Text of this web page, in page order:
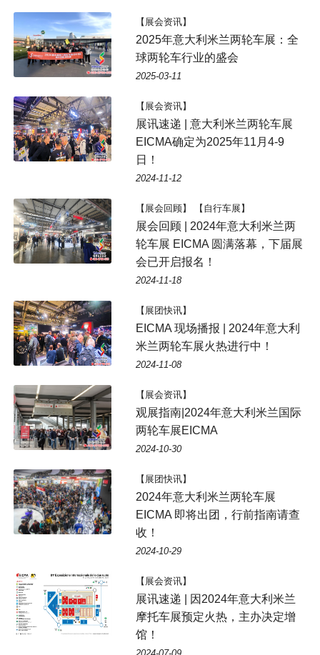
【展会资讯】
2025年意大利米兰两轮车展：全
球两轮车行业的盛会
2025-03-11
【展会资讯】
展讯速递 | 意大利米兰两轮车展
EICMA确定为2025年11月4-9
日！
2024-11-12
【展会回顾】 【自行车展】
展会回顾 | 2024年意大利米兰两
轮车展 EICMA 圆满落幕，下届展
会已开启报名！
2024-11-18
【展团快讯】
EICMA 现场播报 | 2024年意大利
米兰两轮车展火热进行中！
2024-11-08
【展会资讯】
观展指南|2024年意大利米兰国际
两轮车展EICMA
2024-10-30
【展团快讯】
2024年意大利米兰两轮车展
EICMA 即将出团，行前指南请查
收！
2024-10-29
【展会资讯】
展讯速递 | 因2024年意大利米兰
摩托车展预定火热，主办决定增
馆！